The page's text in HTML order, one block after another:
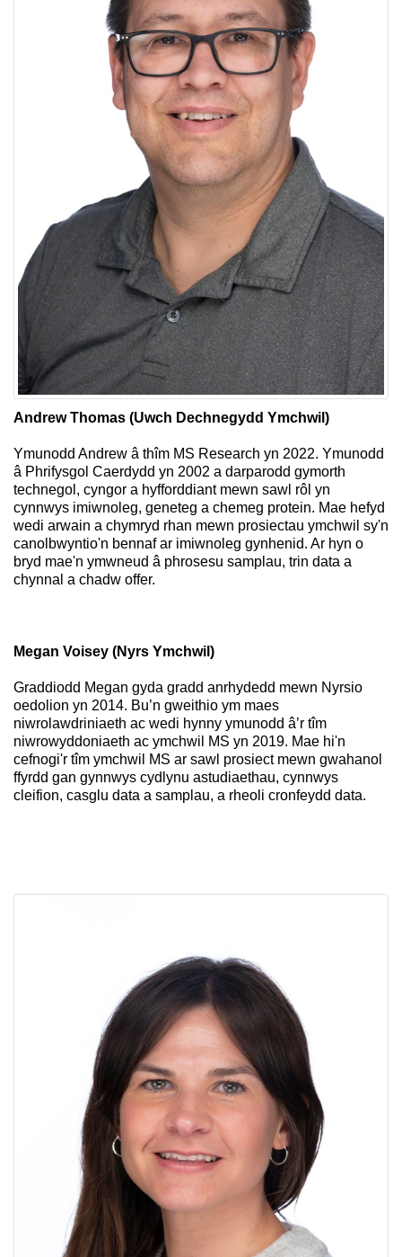
Andrew Thomas (Uwch Dechnegydd Ymchwil)
Ymunodd Andrew â thîm MS Research yn 2022. Ymunodd
â Phrifysgol Caerdydd yn 2002 a darparodd gymorth
technegol, cyngor a hyfforddiant mewn sawl rôl yn
cynnwys imiwnoleg, geneteg a chemeg protein. Mae hefyd
wedi arwain a chymryd rhan mewn prosiectau ymchwil sy'n
canolbwyntio'n bennaf ar imiwnoleg gynhenid. Ar hyn o
bryd mae'n ymwneud â phrosesu samplau, trin data a
chynnal a chadw offer.
Megan Voisey (Nyrs Ymchwil)
Graddiodd Megan gyda gradd anrhydedd mewn Nyrsio
oedolion yn 2014. Bu’n gweithio ym maes
niwrolawdriniaeth ac wedi hynny ymunodd â’r tîm
niwrowyddoniaeth ac ymchwil MS yn 2019. Mae hi'n
cefnogi'r tîm ymchwil MS ar sawl prosiect mewn gwahanol
ffyrdd gan gynnwys cydlynu astudiaethau, cynnwys
cleifion, casglu data a samplau, a rheoli cronfeydd data.